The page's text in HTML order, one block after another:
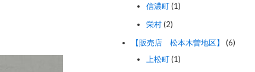
信濃町(1)
栄村(2)
【販売店 松本木曽地区】
(6)
上松町(1)